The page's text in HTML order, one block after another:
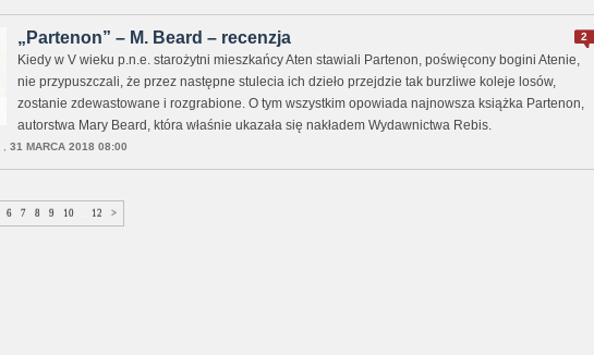
2
„Partenon” – M. Beard – recenzja
Kiedy w V wieku p.n.e. starożytni mieszkańcy Aten stawiali Partenon, poświęcony bogini Atenie,
nie przypuszczali, że przez następne stulecia ich dzieło przejdzie tak burzliwe koleje losów,
zostanie zdewastowane i rozgrabione. O tym wszystkim opowiada najnowsza książka Partenon,
autorstwa Mary Beard, która właśnie ukazała się nakładem Wydawnictwa Rebis.
31 MARCA 2018 08:00
6 7 8 9 10 12 >